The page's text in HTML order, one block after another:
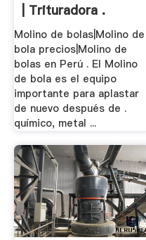
| Trituradora .
Molino de bolas|Molino de
bola precios|Molino de
bolas en Perú . El Molino
de bola es el equipo
importante para aplastar
de nuevo después de .
químico, metal ...